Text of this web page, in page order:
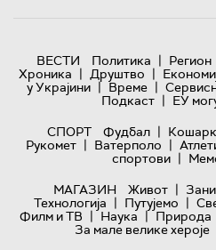
ВЕСТИ Политика | Регион
Хроника | Друштво |
у Украјини | Време |
Подкаст | ЕУ
СПОРТ
Фудбал |
Рукомет | Ватерполо |
спортови |
МАГАЗИН
Живот |
Технологијa | Путујемо |
Филм и ТВ | Наука | Природа
За мале велике хероје